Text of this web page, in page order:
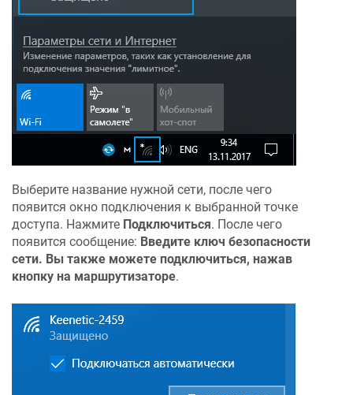
Выберите название нужной сети, после чего
появится окно подключения к выбранной точке
доступа. Нажмите Подключиться. После чего
появится сообщение: Введите ключ безопасности
сети. Вы также можете подключиться, нажав
кнопку на маршрутизаторе.